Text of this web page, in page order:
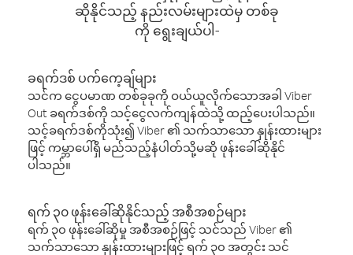
ဆိုနိုင်သည့် နည်းလမ်းများထဲမှ တစ်ခု
ကို ရွေးချယ်ပါ-
ခရက်ဒစ် ပက်ကေ့ချ်များ
သင်က ငွေပမာဏ တစ်ခုခုကို ဝယ်ယူလိုက်သောအခါ Viber
Out ခရက်ဒစ်ကို သင့်ငွေလက်ကျန်ထဲသို့ ထည့်ပေးပါသည်။
သင့်ခရက်ဒစ်ကိုသုံး၍ Viber ၏ သက်သာသော နှုန်းထားများ
ဖြင့် ကမ္ဘာပေါ်ရှိ မည်သည့်နံပါတ်သို့မဆို ဖုန်းခေါ်ဆိုနိုင်
ပါသည်။
ရက် ၃၀ ဖုန်းခေါ်ဆိုနိုင်သည့် အစီအစဉ်များ
ရက် ၃၀ ဖုန်းခေါ်ဆိုမှု အစီအစဉ်ဖြင့် သင်သည် Viber ၏
သက်သာသော နှုန်းထားများဖြင့် ရက် ၃၀ အတွင်း သင်